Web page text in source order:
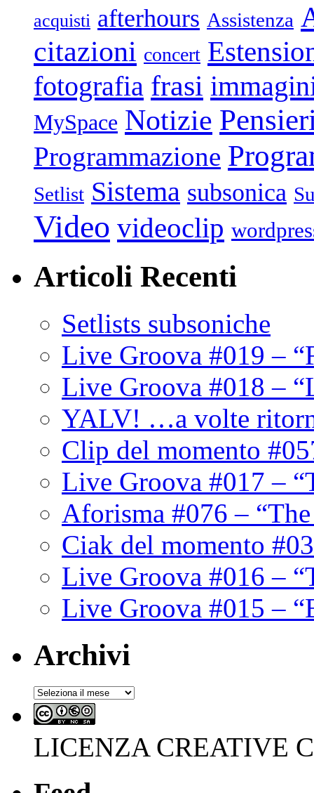
acquisti afterhours Assistenza
citazioni concert
fotografia frasi
MySpace Notizie
Programmazione
Setlist Sistema subsonica
Video videoclip
Articoli Recenti
Setlists subsoniche
Live Groova #019 –
Live Groova #018 –
YALV! …a volte
Clip del momento
Live Groova #017 –
Aforisma #076 –
Ciak del momento
Live Groova #016 –
Live Groova #015 –
Archivi
Archivi
LICENZA CREATIVE